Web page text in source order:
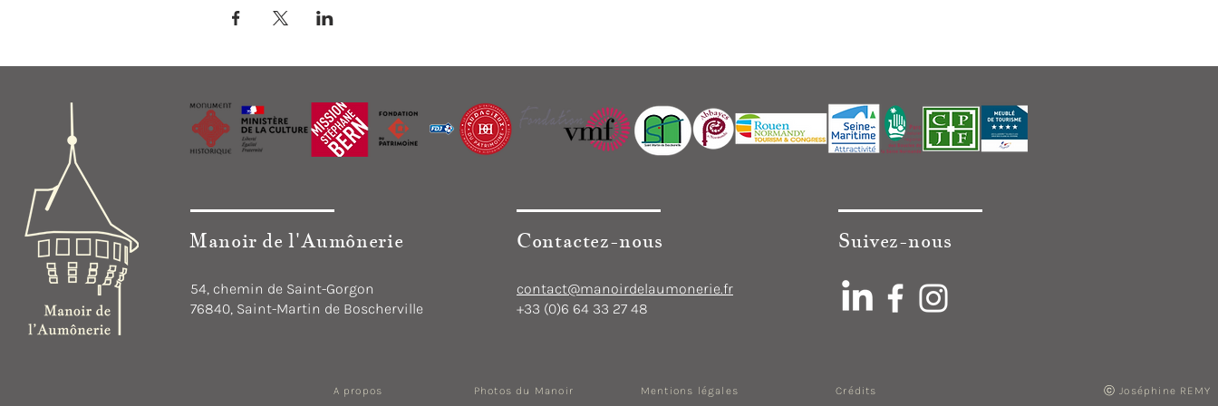
Manoir de l'Aumônerie
54, chemin de Saint-Gorgon
76840, Saint-Martin de Boscherville
Contactez-nous
contact@manoirdelaumonerie.fr
+33 (0)6 64 33 27 48
Suivez-nous
A propos Photos du Manoir Mentions légales Crédits ⓒ Joséphine REMY